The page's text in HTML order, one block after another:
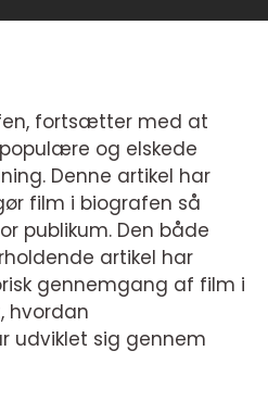
fortsætter med at
og elskede
Denne artikel har
film i biografen så
publikum. Den både
artikel har
gennemgang af film i
hvordan
udviklet sig gennem